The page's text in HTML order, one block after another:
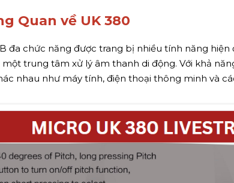
Quan về UK 380
đa chức năng được trang bị nhiều tính năng
trung tâm xử lý âm thanh di động. Với khả
nhau như máy tính, điện thoại thông minh và